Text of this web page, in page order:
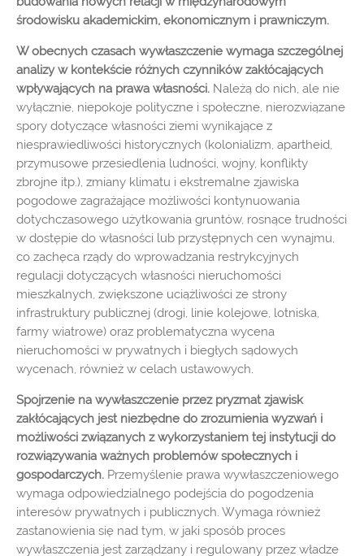
środowisku akademickim, ekonomicznym i prawniczym.
W obecnych czasach wywłaszczenie wymaga szczególnej
analizy w kontekście różnych czynników zakłócających
wpływających na prawa własności. Należą do nich, ale nie
wyłącznie, niepokoje polityczne i społeczne, nierozwiązane
spory dotyczące własności ziemi wynikające z
niesprawiedliwości historycznych (kolonializm, apartheid,
przymusowe przesiedlenia ludności, wojny, konflikty
zbrojne itp.), zmiany klimatu i ekstremalne zjawiska
pogodowe zagrażające możliwości kontynuowania
dotychczasowego użytkowania gruntów, rosnące trudności
w dostępie do własności lub przystępnych cen wynajmu,
co zachęca rządy do wprowadzania restrykcyjnych
regulacji dotyczących własności nieruchomości
mieszkalnych, zwiększone uciążliwości ze strony
infrastruktury publicznej (drogi, linie kolejowe, lotniska,
farmy wiatrowe) oraz problematyczna wycena
nieruchomości w prywatnych i biegłych sądowych
wycenach, również w celach ustawowych.
Spojrzenie na wywłaszczenie przez pryzmat zjawisk
zakłócających jest niezbędne do zrozumienia wyzwań i
możliwości związanych z wykorzystaniem tej instytucji do
rozwiązywania ważnych problemów społecznych i
gospodarczych. Przemyślenie prawa wywłaszczeniowego
wymaga odpowiedzialnego podejścia do pogodzenia
interesów prywatnych i publicznych. Wymaga również
zastanowienia się nad tym, w jaki sposób proces
wywłaszczenia jest zarządzany i regulowany przez władze